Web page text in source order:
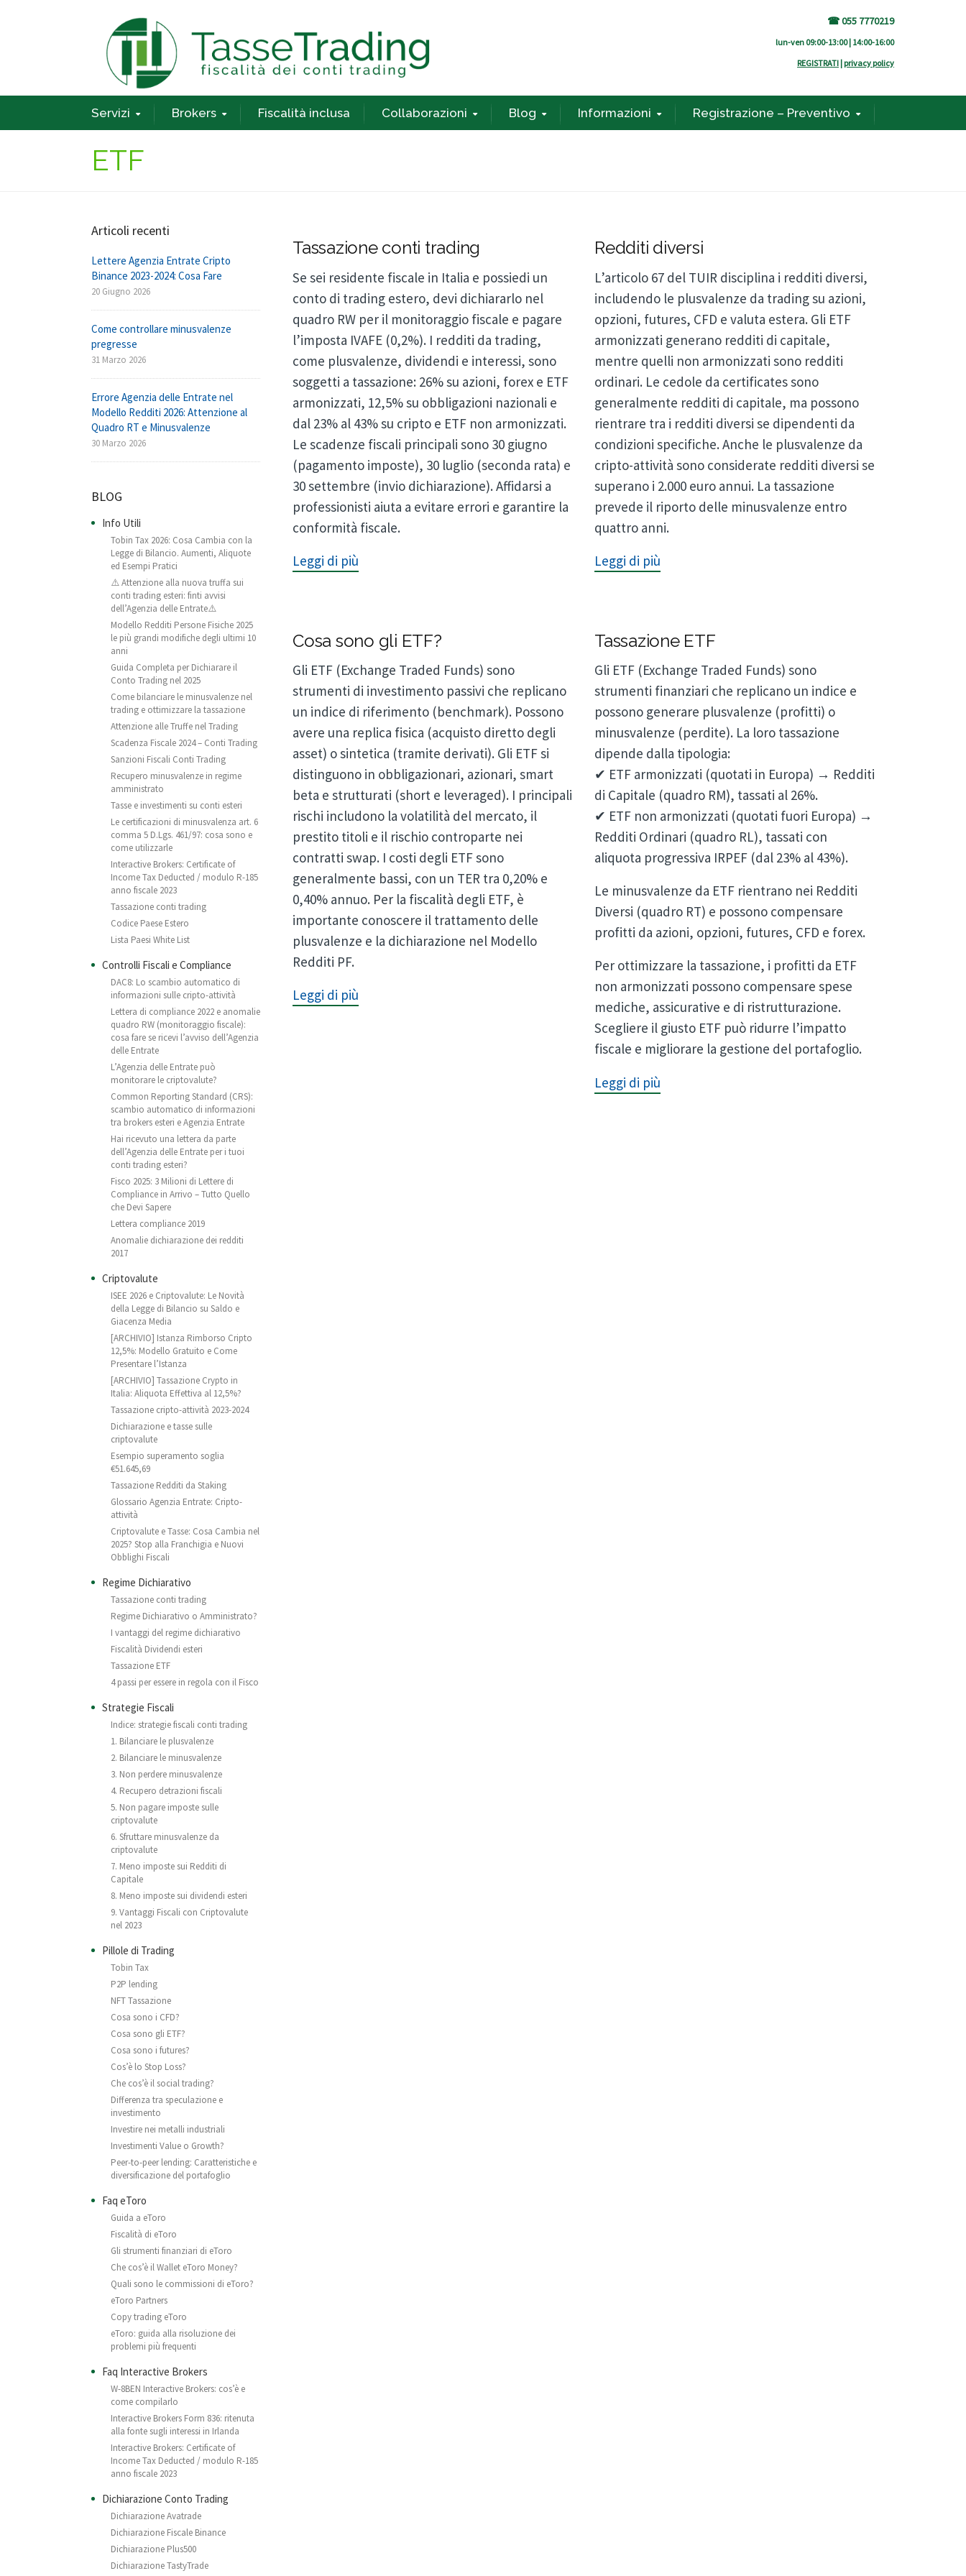
☎ 055 7770219
lun-ven 09:00-13:00 | 14:00-16:00
REGISTRATI | privacy policy
Servizi Brokers Fiscalità inclusa Collaborazioni Blog Informazioni Registrazione – Preventivo
ETF
Tassazione conti trading
Se sei residente fiscale in Italia e possiedi un
conto di trading estero, devi dichiararlo nel
quadro RW per il monitoraggio fiscale e pagare
l’imposta IVAFE (0,2%). I redditi da trading,
come plusvalenze, dividendi e interessi, sono
soggetti a tassazione: 26% su azioni, forex e ETF
armonizzati, 12,5% su obbligazioni nazionali e
dal 23% al 43% su cripto e ETF non armonizzati.
Le scadenze fiscali principali sono 30 giugno
(pagamento imposte), 30 luglio (seconda rata) e
30 settembre (invio dichiarazione). Affidarsi a
professionisti aiuta a evitare errori e garantire la
conformità fiscale.
Leggi di più
Redditi diversi
L’articolo 67 del TUIR disciplina i redditi diversi,
includendo le plusvalenze da trading su azioni,
opzioni, futures, CFD e valuta estera. Gli ETF
armonizzati generano redditi di capitale,
mentre quelli non armonizzati sono redditi
ordinari. Le cedole da certificates sono
generalmente redditi di capitale, ma possono
rientrare tra i redditi diversi se dipendenti da
condizioni specifiche. Anche le plusvalenze da
cripto-attività sono considerate redditi diversi se
superano i 2.000 euro annui. La tassazione
prevede il riporto delle minusvalenze entro
quattro anni.
Leggi di più
Cosa sono gli ETF?
Gli ETF (Exchange Traded Funds) sono
strumenti di investimento passivi che replicano
un indice di riferimento (benchmark). Possono
avere una replica fisica (acquisto diretto degli
asset) o sintetica (tramite derivati). Gli ETF si
distinguono in obbligazionari, azionari, smart
beta e strutturati (short e leveraged). I principali
rischi includono la volatilità del mercato, il
prestito titoli e il rischio controparte nei
contratti swap. I costi degli ETF sono
generalmente bassi, con un TER tra 0,20% e
0,40% annuo. Per la fiscalità degli ETF, è
importante conoscere il trattamento delle
plusvalenze e la dichiarazione nel Modello
Redditi PF.
Leggi di più
Tassazione ETF
Gli ETF (Exchange Traded Funds) sono
strumenti finanziari che replicano un indice e
possono generare plusvalenze (profitti) o
minusvalenze (perdite). La loro tassazione
dipende dalla tipologia:
✔ ETF armonizzati (quotati in Europa) → Redditi
di Capitale (quadro RM), tassati al 26%.
✔ ETF non armonizzati (quotati fuori Europa) →
Redditi Ordinari (quadro RL), tassati con
aliquota progressiva IRPEF (dal 23% al 43%).
Le minusvalenze da ETF rientrano nei Redditi
Diversi (quadro RT) e possono compensare
profitti da azioni, opzioni, futures, CFD e forex.
Per ottimizzare la tassazione, i profitti da ETF
non armonizzati possono compensare spese
mediche, assicurative e di ristrutturazione.
Scegliere il giusto ETF può ridurre l’impatto
fiscale e migliorare la gestione del portafoglio.
Leggi di più
Articoli recenti
Lettere Agenzia Entrate Cripto
Binance 2023-2024: Cosa Fare
20 Giugno 2026
Come controllare minusvalenze
pregresse
31 Marzo 2026
Errore Agenzia delle Entrate nel
Modello Redditi 2026: Attenzione al
Quadro RT e Minusvalenze
30 Marzo 2026
BLOG
Info Utili
Tobin Tax 2026: Cosa Cambia con la
Legge di Bilancio. Aumenti, Aliquote
ed Esempi Pratici
⚠️ Attenzione alla nuova truffa sui
conti trading esteri: finti avvisi
dell’Agenzia delle Entrate⚠️
Modello Redditi Persone Fisiche 2025
le più grandi modifiche degli ultimi 10
anni
Guida Completa per Dichiarare il
Conto Trading nel 2025
Come bilanciare le minusvalenze nel
trading e ottimizzare la tassazione
Attenzione alle Truffe nel Trading
Scadenza Fiscale 2024 – Conti Trading
Sanzioni Fiscali Conti Trading
Recupero minusvalenze in regime
amministrato
Tasse e investimenti su conti esteri
Le certificazioni di minusvalenza art. 6
comma 5 D.Lgs. 461/97: cosa sono e
come utilizzarle
Interactive Brokers: Certificate of
Income Tax Deducted / modulo R-185
anno fiscale 2023
Tassazione conti trading
Codice Paese Estero
Lista Paesi White List
Controlli Fiscali e Compliance
DAC8: Lo scambio automatico di
informazioni sulle cripto-attività
Lettera di compliance 2022 e anomalie
quadro RW (monitoraggio fiscale):
cosa fare se ricevi l’avviso dell’Agenzia
delle Entrate
L’Agenzia delle Entrate può
monitorare le criptovalute?
Common Reporting Standard (CRS):
scambio automatico di informazioni
tra brokers esteri e Agenzia Entrate
Hai ricevuto una lettera da parte
dell’Agenzia delle Entrate per i tuoi
conti trading esteri?
Fisco 2025: 3 Milioni di Lettere di
Compliance in Arrivo – Tutto Quello
che Devi Sapere
Lettera compliance 2019
Anomalie dichiarazione dei redditi
2017
Criptovalute
ISEE 2026 e Criptovalute: Le Novità
della Legge di Bilancio su Saldo e
Giacenza Media
[ARCHIVIO] Istanza Rimborso Cripto
12,5%: Modello Gratuito e Come
Presentare l’Istanza
[ARCHIVIO] Tassazione Crypto in
Italia: Aliquota Effettiva al 12,5%?
Tassazione cripto-attività 2023-2024
Dichiarazione e tasse sulle
criptovalute
Esempio superamento soglia
€51.645,69
Tassazione Redditi da Staking
Glossario Agenzia Entrate: Cripto-
attività
Criptovalute e Tasse: Cosa Cambia nel
2025? Stop alla Franchigia e Nuovi
Obblighi Fiscali
Regime Dichiarativo
Tassazione conti trading
Regime Dichiarativo o Amministrato?
I vantaggi del regime dichiarativo
Fiscalità Dividendi esteri
Tassazione ETF
4 passi per essere in regola con il Fisco
Strategie Fiscali
Indice: strategie fiscali conti trading
1. Bilanciare le plusvalenze
2. Bilanciare le minusvalenze
3. Non perdere minusvalenze
4. Recupero detrazioni fiscali
5. Non pagare imposte sulle
criptovalute
6. Sfruttare minusvalenze da
criptovalute
7. Meno imposte sui Redditi di
Capitale
8. Meno imposte sui dividendi esteri
9. Vantaggi Fiscali con Criptovalute
nel 2023
Pillole di Trading
Tobin Tax
P2P lending
NFT Tassazione
Cosa sono i CFD?
Cosa sono gli ETF?
Cosa sono i futures?
Cos’è lo Stop Loss?
Che cos’è il social trading?
Differenza tra speculazione e
investimento
Investire nei metalli industriali
Investimenti Value o Growth?
Peer-to-peer lending: Caratteristiche e
diversificazione del portafoglio
Faq eToro
Guida a eToro
Fiscalità di eToro
Gli strumenti finanziari di eToro
Che cos’è il Wallet eToro Money?
Quali sono le commissioni di eToro?
eToro Partners
Copy trading eToro
eToro: guida alla risoluzione dei
problemi più frequenti
Faq Interactive Brokers
W-8BEN Interactive Brokers: cos’è e
come compilarlo
Interactive Brokers Form 836: ritenuta
alla fonte sugli interessi in Irlanda
Interactive Brokers: Certificate of
Income Tax Deducted / modulo R-185
anno fiscale 2023
Dichiarazione Conto Trading
Dichiarazione Avatrade
Dichiarazione Fiscale Binance
Dichiarazione Plus500
Dichiarazione TastyTrade